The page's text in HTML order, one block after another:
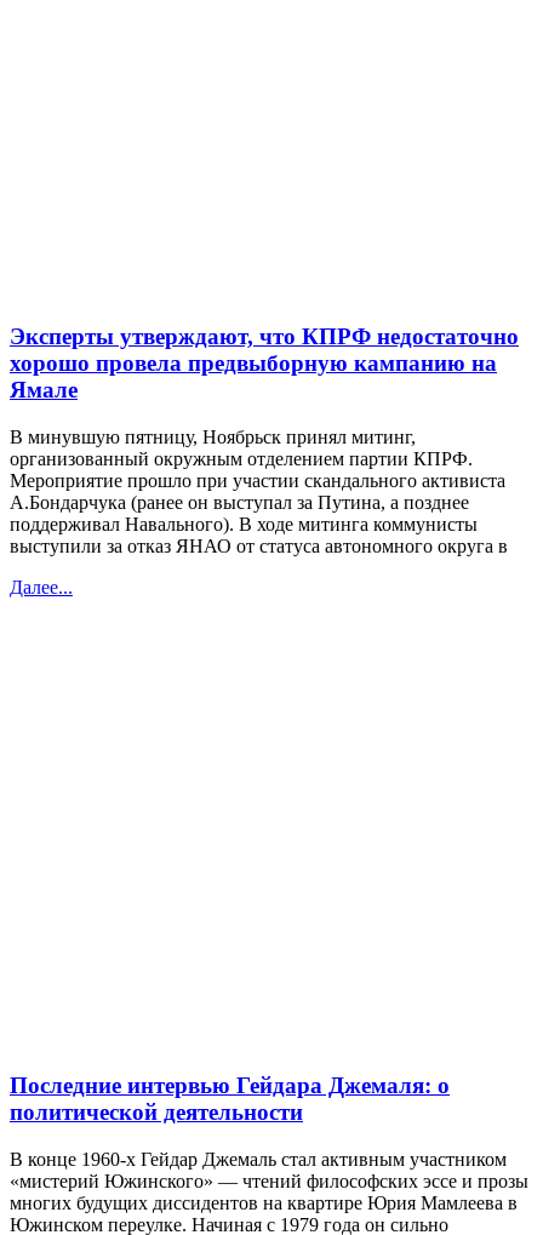
Эксперты утверждают, что КПРФ недостаточно
хорошо провела предвыборную кампанию на
Ямале
В минувшую пятницу, Ноябрьск принял митинг,
организованный окружным отделением партии КПРФ.
Мероприятие прошло при участии скандального активиста
А.Бондарчука (ранее он выступал за Путина, а позднее
поддерживал Навального). В ходе митинга коммунисты
выступили за отказ ЯНАО от статуса автономного округа в
Далее...
Последние интервью Гейдара Джемаля: о
политической деятельности
В конце 1960-х Гейдар Джемаль стал активным участником
«мистерий Южинского» — чтений философских эссе и прозы
многих будущих диссидентов на квартире Юрия Мамлеева в
Южинском переулке. Начиная с 1979 года он сильно